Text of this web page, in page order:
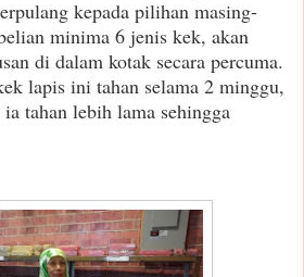
kepada pilihan masing-
minima 6 jenis kek, akan
di dalam kotak secara percuma.
lapis ini tahan selama 2 minggu,
tahan lebih lama sehingga